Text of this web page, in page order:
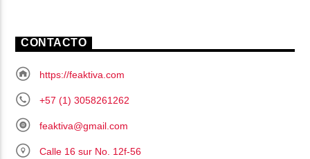
CONTACTO
https://feaktiva.com
+57 (1) 3058261262
feaktiva@gmail.com
Calle 16 sur No. 12f-56